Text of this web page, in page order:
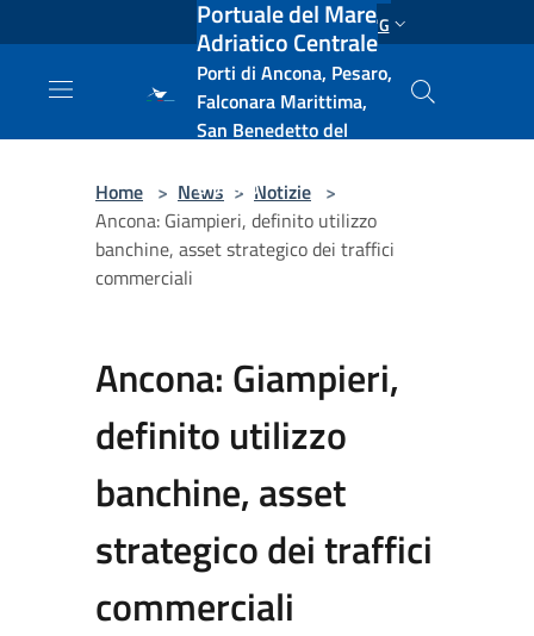
Salta al contenuto principale ENG
Portuale del Mare
Adriatico Centrale
Porti di Ancona, Pesaro,
Falconara Marittima,
San Benedetto del
e Vasto
Home > News > Notizie >
Ancona: Giampieri, definito utilizzo
banchine, asset strategico dei traffici
commerciali
Ancona: Giampieri,
definito utilizzo
banchine, asset
strategico dei traffici
commerciali